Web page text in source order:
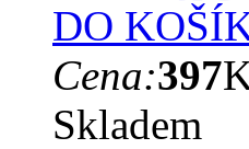
DO
Cena:397
Skladem